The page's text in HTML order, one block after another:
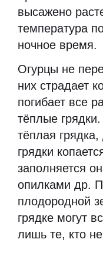
высажено
температура
ночное время.
Огурцы не
них страдает
погибает все
тёплые
тёплая
грядки
заполняется
опилками др.
плодородной
грядке могут
лишь те, кто